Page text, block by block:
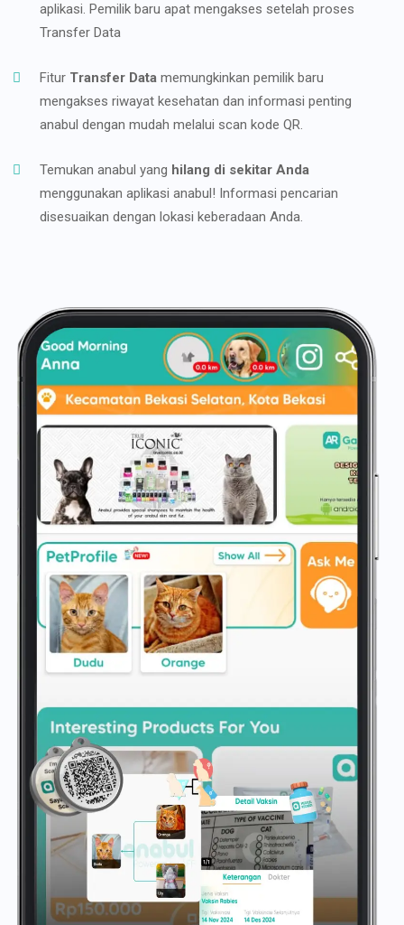
aplikasi. Pemilik baru apat mengakses setelah proses
Transfer Data
Fitur Transfer Data memungkinkan pemilik baru
mengakses riwayat kesehatan dan informasi penting
anabul dengan mudah melalui scan kode QR.
Temukan anabul yang hilang di sekitar Anda
menggunakan aplikasi anabul! Informasi pencarian
disesuaikan dengan lokasi keberadaan Anda.